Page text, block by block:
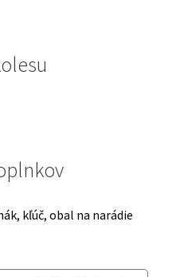
kľúč, obal na narádie